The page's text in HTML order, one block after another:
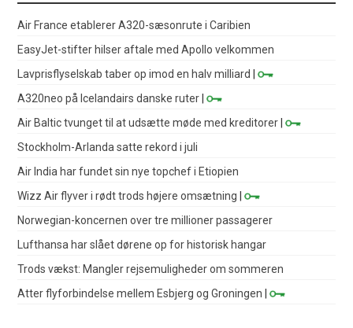
Air France etablerer A320-sæsonrute i Caribien
EasyJet-stifter hilser aftale med Apollo velkommen
Lavprisflyselskab taber op imod en halv milliard
|
A320neo på Icelandairs danske ruter |
Air Baltic tvunget til at udsætte møde med kreditorer |
Stockholm-Arlanda satte rekord i juli
Air India har fundet sin nye topchef i Etiopien
Wizz Air flyver i rødt trods højere omsætning |
Norwegian-koncernen over tre millioner passagerer
Lufthansa har slået dørene op for historisk hangar
Trods vækst: Mangler rejsemuligheder om sommeren
Atter flyforbindelse mellem Esbjerg og Groningen |